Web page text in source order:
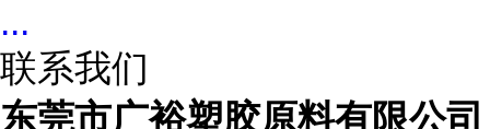
...
联系我们
东莞市广裕塑胶原料有限公司